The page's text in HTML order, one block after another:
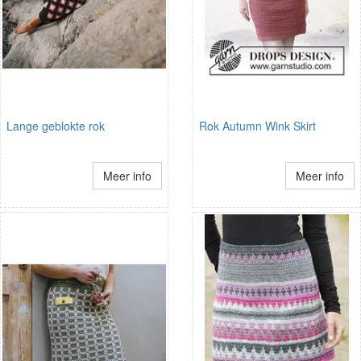
Lange geblokte rok
Meer info
Rok Autumn Wink Skirt
Meer info